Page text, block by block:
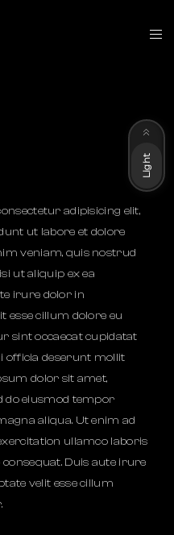
adipisicing elit,
ut labore et dolore
veniam, quis nostrud
ut aliquip ex ea
irure dolor in
esse cillum dolore eu
sint occaecat cupidatat
officia deserunt mollit
dolor sit amet,
do eiusmod tempor
aliqua. Ut enim ad
ullamco laboris
Duis aute irure
velit esse cillum
Light
Dark